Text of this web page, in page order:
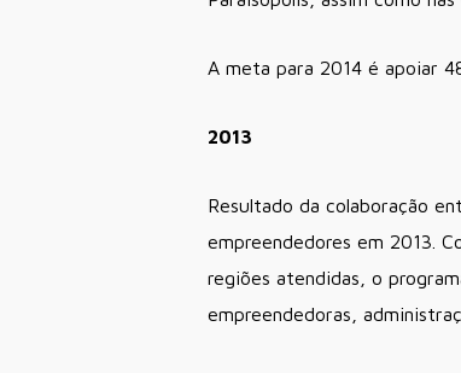
A meta para 2014 é apoiar
2013
Resultado da colaboração
empreendedores em 2013.
regiões atendidas, o
empreendedoras,